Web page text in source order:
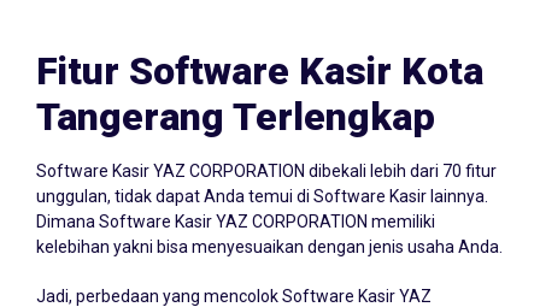
Fitur Software Kasir Kota
Tangerang Terlengkap
Software Kasir YAZ CORPORATION dibekali lebih dari 70 fitur
unggulan, tidak dapat Anda temui di Software Kasir lainnya.
Dimana Software Kasir YAZ CORPORATION memiliki
kelebihan yakni bisa menyesuaikan dengan jenis usaha Anda.
Jadi, perbedaan yang mencolok Software Kasir YAZ